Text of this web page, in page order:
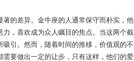
的差异。金牛座的人通常保守而朴实，他
，喜欢成为众人瞩目的焦点。当这两个截
引。然而，随着时间的推移，价值观的不
要做出一定的让步，只有这样，他们的爱